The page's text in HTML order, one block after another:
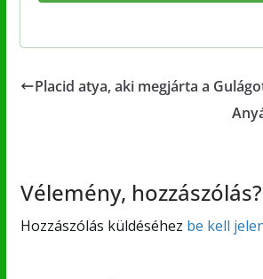
Placid atya, aki megjárta a
Vélemény, hozzászólás?
Hozzászólás küldéséhez be kell